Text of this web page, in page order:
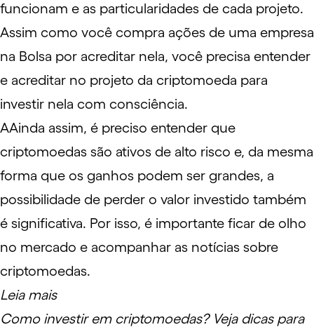
funcionam e as particularidades de cada projeto.
Assim como você compra ações de uma empresa
na Bolsa por acreditar nela, você precisa entender
e acreditar no projeto da criptomoeda para
investir nela com consciência.
AAinda assim, é preciso entender que
criptomoedas são ativos de alto risco e, da mesma
forma que os ganhos podem ser grandes, a
possibilidade de perder o valor investido também
é significativa. Por isso, é importante ficar de olho
no mercado e acompanhar as notícias sobre
criptomoedas.
Leia mais
Como investir em criptomoedas? Veja dicas para